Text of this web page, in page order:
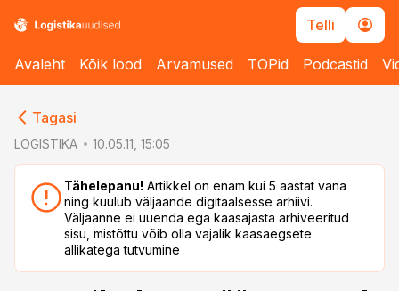
Telli
Avaleht Kõik lood Arvamused TOPid Podcastid
Tagasi
LOGISTIKA 10.05.11, 15:05
Tähelepanu! Artikkel on enam kui 5 aastat vana
ning kuulub väljaande digitaalsesse arhiivi.
Väljaanne ei uuenda ega kaasajasta arhiveeritud
sisu, mistõttu võib olla vajalik kaasaegsete
allikatega tutvumine